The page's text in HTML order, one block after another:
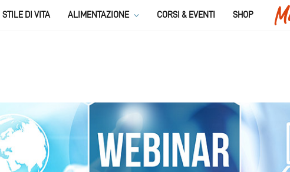
STILE DI VITA ALIMENTAZIONE CORSI & EVENTI SHOP